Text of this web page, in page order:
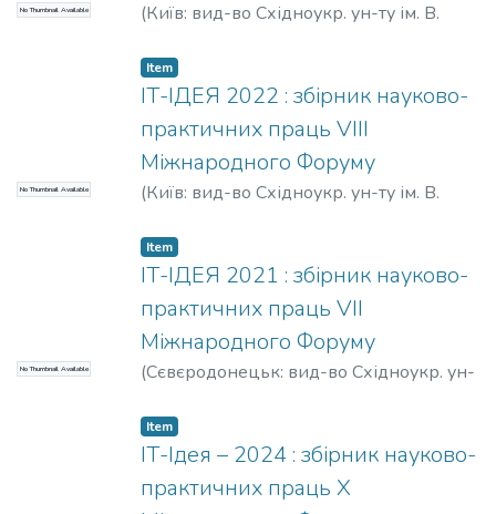
No Thumbnail Available (Київ: вид-во Східноукр. ун-ту ім. В.
No Thumbnail Available
Item
ІТ-ІДЕЯ 2022 : збірник науково-
практичних праць VІІІ
Міжнародного Форуму
(Київ: вид-во Східноукр. ун-ту ім. В.
No Thumbnail Available
Item
ІТ-ІДЕЯ 2021 : збірник науково-
практичних праць VІІ
Міжнародного Форуму
(Сєвєродонецьк: вид-во Східноукр. ун-
Item
ІТ-Ідея – 2024 : збірник науково-
практичних праць Х